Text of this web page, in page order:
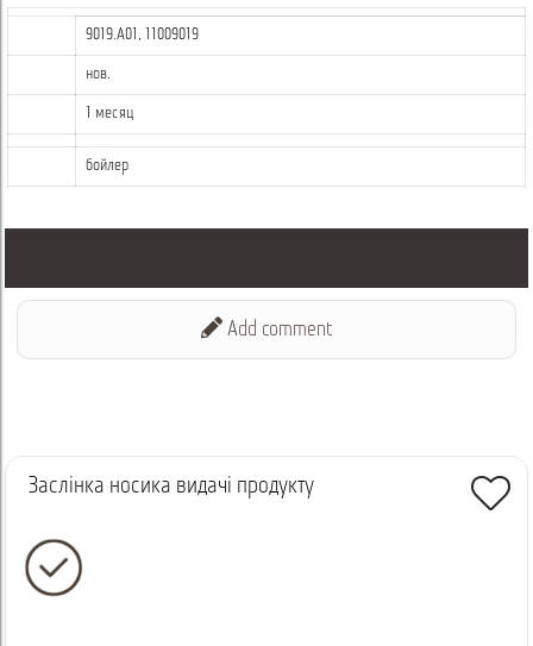
9019.A01, 11009019
нов.
1 месяц
бойлер
Add comment
Заслінка носика видачі продукту